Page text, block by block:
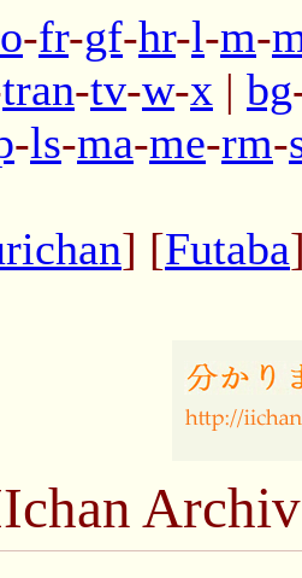
-fr-gf-hr-l-m-
tran-tv-w-x | bg
-ls-ma-me-rm-
] [Futaba